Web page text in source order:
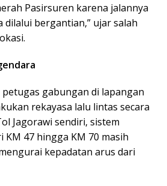
Pasirsuren karena jalannya
dilalui bergantian,” ujar salah
gabungan di lapangan
rekayasa lalu lintas secara
Jagorawi sendiri, sistem
47 hingga KM 70 masih
kepadatan arus dari